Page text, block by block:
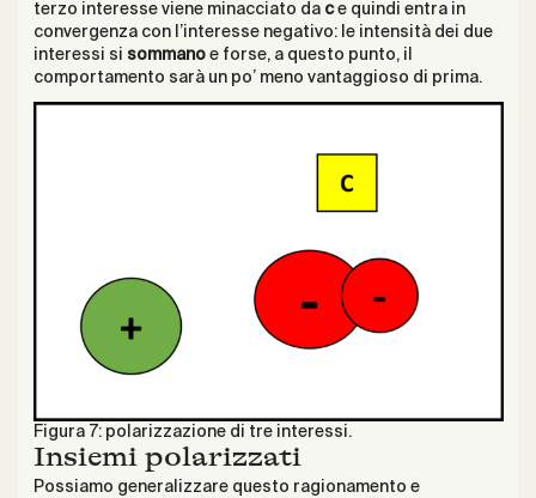
terzo interesse viene minacciato da ce quindi entra in
convergenza con l’interesse negativo: le intensità dei due
interessi si sommanoe forse, a questo punto, il
comportamento sarà un po’ meno vantaggioso di prima.
Figura 7: polarizzazione di tre interessi.
Insiemi polarizzati
Possiamo generalizzare questo ragionamento e